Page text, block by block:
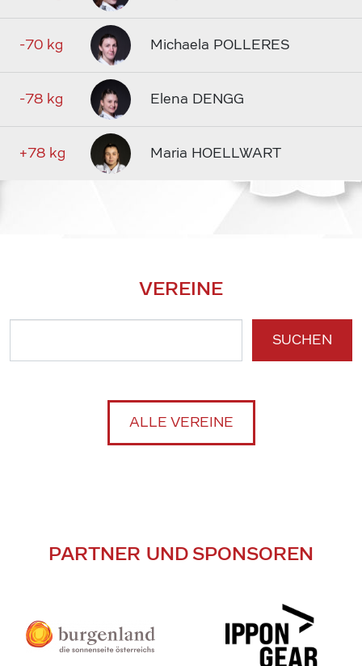
-70 kg Michaela POLLERES
-78 kg Elena DENGG
+78 kg Maria HOELLWART
VEREINE
SUCHEN
ALLE VEREINE
PARTNER UND SPONSOREN